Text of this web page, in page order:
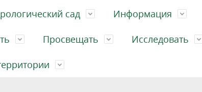
сад Информация
Просвещать Исследовать